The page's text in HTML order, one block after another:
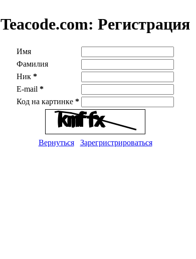
Teacode.com: Регистрация
Имя
Фамилия
Ник *
E-mail *
Код на картинке *
Вернуться Зарегристрироваться